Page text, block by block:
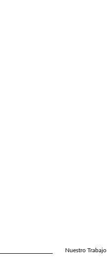
Nuestro Trabajo